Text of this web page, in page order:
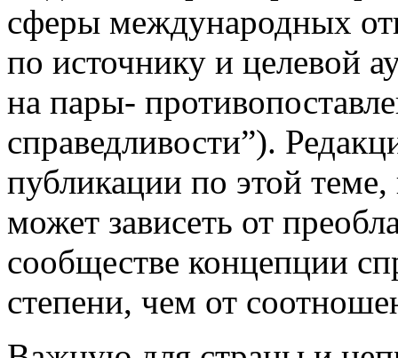
сферы международных
по источнику и целевой
на пары-
справедливости”).
публикации по этой
может зависеть от
сообществе концепции
степени, чем от